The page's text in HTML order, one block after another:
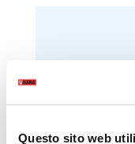
Questo sito web